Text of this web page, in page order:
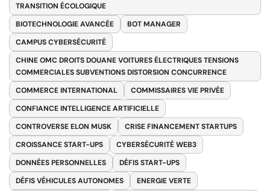
TRANSITION ÉCOLOGIQUE
BIOTECHNOLOGIE AVANCÉE
BOT MANAGER
CAMPUS CYBERSÉCURITÉ
CHINE OMC DROITS DOUANE VOITURES ÉLECTRIQUES TENSIONS
COMMERCIALES SUBVENTIONS DISTORSION CONCURRENCE
COMMERCE INTERNATIONAL
COMMISSAIRES VIE PRIVÉE
CONFIANCE INTELLIGENCE ARTIFICIELLE
CONTROVERSE ELON MUSK
CRISE FINANCEMENT STARTUPS
CROISSANCE START-UPS
CYBERSÉCURITÉ WEB3
DONNÉES PERSONNELLES
DÉFIS START-UPS
DÉFIS VÉHICULES AUTONOMES
ENERGIE VERTE